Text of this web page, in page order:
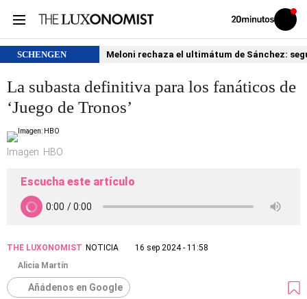
Volver
Iniciar
sesión
SCHENGEN Meloni rechaza el ultimátum de Sánchez:
La subasta definitiva para los fanáticos de
‘Juego de Tronos’
Imagen: HBO
Escucha este artículo
THE LUXONOMIST NOTICIA
16 sep 2024 - 11:58
Alicia Martín
Añádenos en Google